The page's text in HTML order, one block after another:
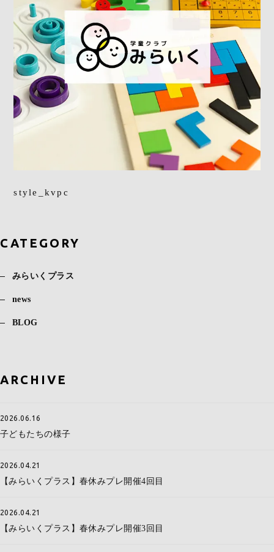
style_kvpc
CATEGORY
みらいくプラス
news
BLOG
ARCHIVE
2026.06.16
子どもたちの様子
2026.04.21
【みらいくプラス】春休みプレ開催4回目
2026.04.21
【みらいくプラス】春休みプレ開催3回目